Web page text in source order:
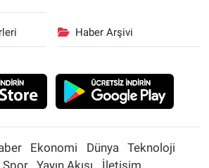
Haber Arşivi
Ekonomi Dünya
Teknoloji